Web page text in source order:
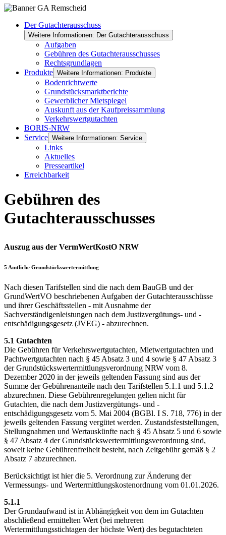
Der Gutachterausschuss
Weitere Informationen: Der Gutachterausschuss
Aufgaben
Gebühren des Gutachterausschusses
Rechtsgrundlagen
Produkte Weitere Informationen: Produkte
Bodenrichtwerte
Grundstücksmarktberichte
Gewerblicher Mietspiegel
Auskunft aus der Kaufpreissammlung
Verkehrswertgutachten
BORIS-NRW
Service Weitere Informationen: Service
Links
Aktuelles
Presseartikel
Erreichbarkeit
Gebühren des
Gutachterausschusses
Auszug aus der VermWertKostO NRW
5 Amtliche Grundstückswertermittlung
Nach diesen Tarifstellen sind die nach dem BauGB und der
GrundWertVO beschriebenen Aufgaben der Gutachterausschüsse
und ihrer Geschäftsstellen - mit Ausnahme der
Sachverständigenleistungen nach dem Justizvergütungs- und -
entschädigungsgesetz (JVEG) - abzurechnen.
5.1 Gutachten
Die Gebühren für Verkehrswertgutachten, Mietwertgutachten und
Pachtwertgutachten nach § 45 Absatz 3 und 4 sowie § 47 Absatz 3
der Grundstückswertermittlungsverordnung NRW vom 8.
Dezember 2020 in der jeweils geltenden Fassung sind aus der
Summe der Gebührenanteile nach den Tarifstellen 5.1.1 und 5.1.2
abzurechnen. Diese Gebührenregelungen gelten nicht für
Gutachten, die nach dem Justizvergütungs- und -
entschädigungsgesetz vom 5. Mai 2004 (BGBl. I S. 718, 776) in der
jeweils geltenden Fassung vergütet werden. Zustandsfeststellungen,
Stellungnahmen und Wertauskünfte nach § 45 Absatz 5 und 6 sowie
§ 47 Absatz 4 der Grundstückswertermittlungsverordnung sind,
soweit keine Gebührenfreiheit besteht, nach Zeitgebühr gemäß § 2
Absatz 7 abzurechnen.
Berücksichtigt ist hier die 5. Verordnung zur Änderung der
Vermessungs- und Wertermittlungskostenordnung vom 01.01.2026.
5.1.1
Der Grundaufwand ist in Abhängigkeit von dem im Gutachten
abschließend ermittelten Wert (bei mehreren
Wertermittlungsstichtagen der höchste Wert) des begutachteten